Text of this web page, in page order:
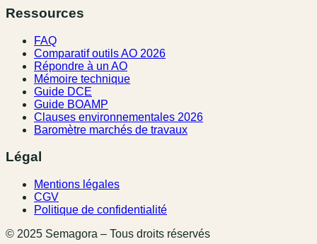
Ressources
FAQ
Comparatif outils AO 2026
Répondre à un AO
Mémoire technique
Guide DCE
Guide BOAMP
Clauses environnementales 2026
Baromètre marchés de travaux
Légal
Mentions légales
CGV
Politique de confidentialité
© 2025 Semagora – Tous droits réservés